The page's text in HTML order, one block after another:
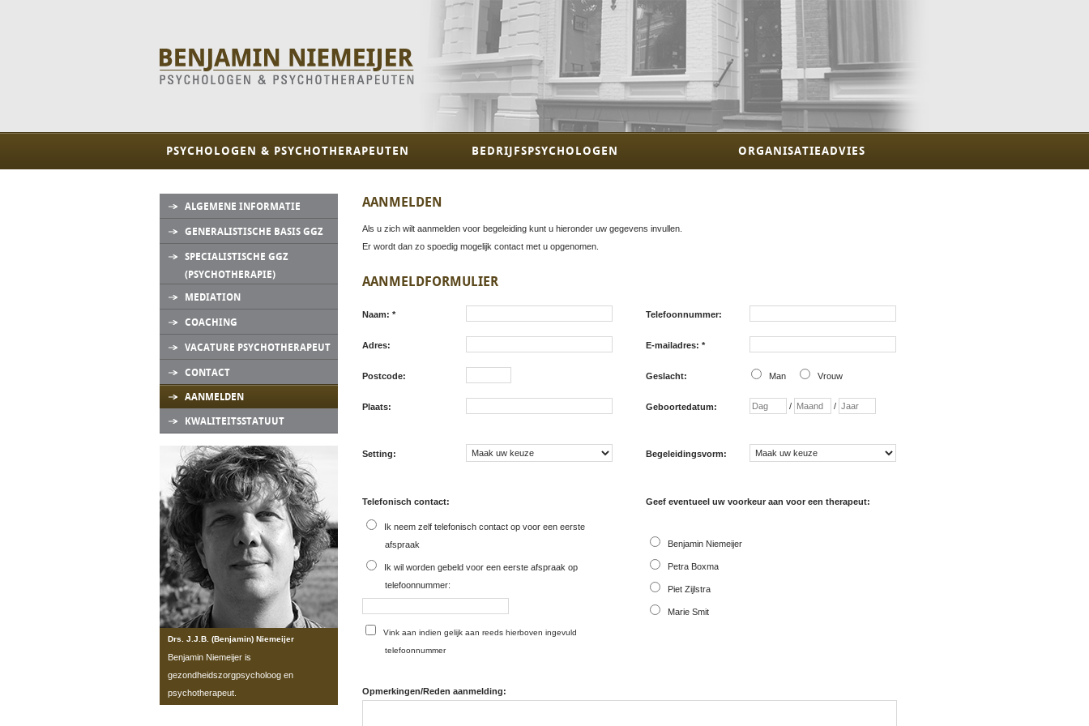
PSYCHOLOGEN & PSYCHOTHERAPEUTEN BEDRIJFSPSYCHOLOGEN ORGANISATIEADVIES
ALGEMENE INFORMATIE
GENERALISTISCHE BASIS GGZ
SPECIALISTISCHE GGZ
(PSYCHOTHERAPIE)
MEDIATION
COACHING
VACATURE PSYCHOTHERAPEUT
CONTACT
AANMELDEN
KWALITEITSSTATUUT
Drs. J.J.B. (Benjamin) Niemeijer
Benjamin Niemeijer is
gezondheidszorgpsycholoog en
psychotherapeut.
AANMELDEN
Als u zich wilt aanmelden voor begeleiding kunt u hieronder uw gegevens invullen.
Er wordt dan zo spoedig mogelijk contact met u opgenomen.
AANMELDFORMULIER
Naam: *
Adres:
Postcode:
Plaats:
Telefoonnummer:
E-mailadres: *
Geslacht: Man Vrouw
Geboortedatum: / /
Setting: Begeleidingsvorm:
Telefonisch contact:
Ik neem zelf telefonisch contact op voor een eerste
afspraak
Ik wil worden gebeld voor een eerste afspraak op
telefoonnummer:
Vink aan indien gelijk aan reeds hierboven ingevuld
telefoonnummer
Geef eventueel uw voorkeur aan voor een therapeut:
Benjamin Niemeijer
Petra Boxma
Piet Zijlstra
Marie Smit
Opmerkingen/Reden aanmelding: